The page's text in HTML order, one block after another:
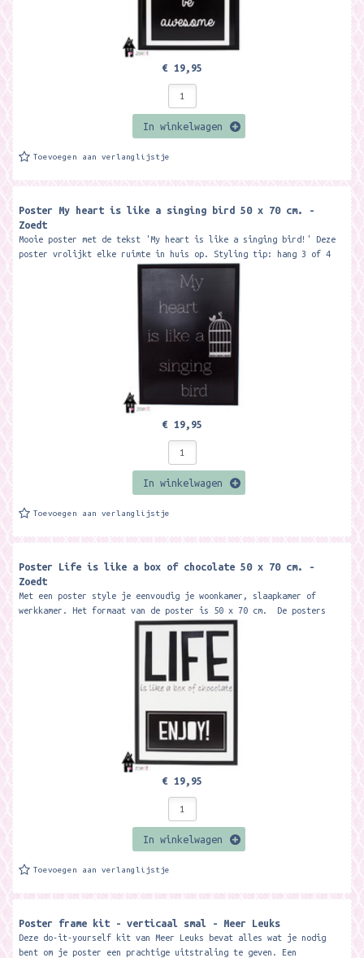
€ 19,95
In winkelwagen
Toevoegen aan verlanglijstje
Poster My heart is like a singing bird 50 x 70 cm. -
Zoedt
Mooie poster met de tekst 'My heart is like a singing bird!' Deze
poster vrolijkt elke ruimte in huis op. Styling tip: hang 3 of 4
€ 19,95
In winkelwagen
Toevoegen aan verlanglijstje
Poster Life is like a box of chocolate 50 x 70 cm. -
Zoedt
Met een poster style je eenvoudig je woonkamer, slaapkamer of
werkkamer. Het formaat van de poster is 50 x 70 cm. De posters
€ 19,95
In winkelwagen
Toevoegen aan verlanglijstje
Poster frame kit - verticaal smal - Meer Leuks
Deze do-it-yourself kit van Meer Leuks bevat alles wat je nodig
bent om je poster een prachtige uitstraling te geven. Een